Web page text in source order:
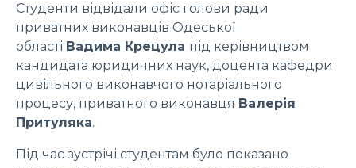
Студенти відвідали офіс голови ради
приватних виконавців Одеської
області Вадима Крецула під керівництвом
кандидата юридичних наук, доцента кафедри
цивільного виконавчого нотаріального
процесу, приватного виконавця Валерія
Притуляка.
Під час зустрічі студентам було показано